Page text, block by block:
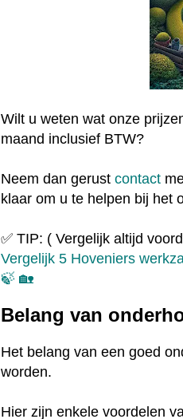
Wilt u weten wat onze
maand inclusief BTW?
Neem dan gerustcontact
klaar om u te helpen bij het
✅ TIP: ( Vergelijk altijd
Vergelijk 5 Hoveniers
🍃 🏡
Belang van
Het belang van een goed
worden.
Hier zijn enkele voordelen